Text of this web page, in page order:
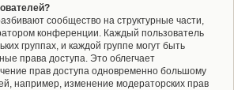
сообщество на структурные части,
конференции. Каждый пользователь
группах, и каждой группе могут быть
права доступа. Это облегчает
прав доступа одновременно большому
например, изменение модераторских прав